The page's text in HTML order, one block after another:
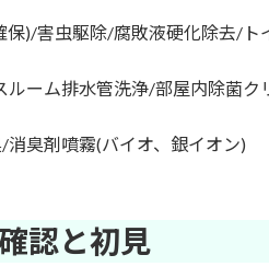
保)/害虫駆除/腐敗液硬化除去/ト
ルーム排水管洗浄/部屋内除菌ク
消臭剤噴霧(バイオ、銀イオン)
認と初見